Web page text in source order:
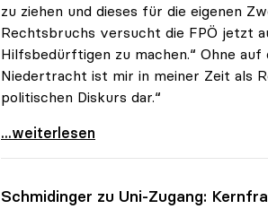
zu ziehen und dieses für die eigenen
Rechtsbruchs versucht die FPÖ jetzt
Hilfsbedürftigen zu machen.“ Ohne
Niedertracht ist mir in meiner Zeit als
politischen Diskurs dar.“
uniko zur FPÖ-Anfrage: „Asylthema
...weiterlesen
Schmidinger zu Uni-Zugang: